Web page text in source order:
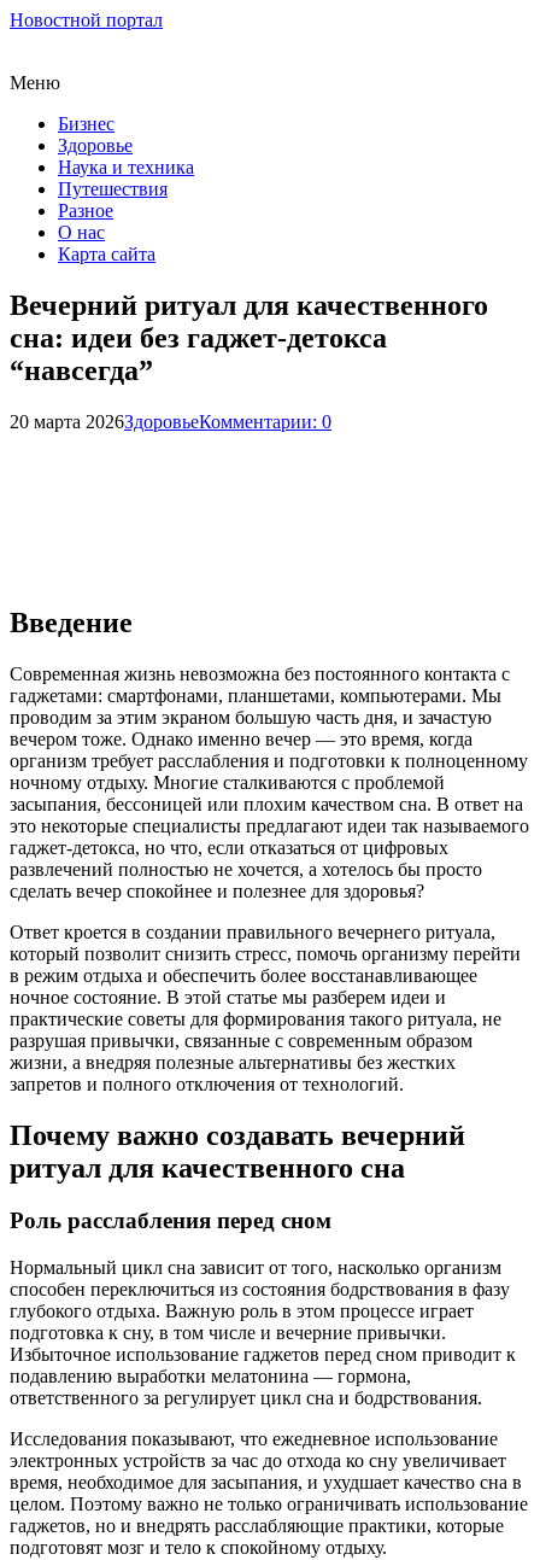
Новостной портал
Меню
Бизнес
Здоровье
Наука и техника
Путешествия
Разное
О нас
Карта сайта
Вечерний ритуал для качественного
сна: идеи без гаджет-детокса
“навсегда”
20 марта 2026ЗдоровьеКомментарии: 0
Введение
Современная жизнь невозможна без постоянного контакта с
гаджетами: смартфонами, планшетами, компьютерами. Мы
проводим за этим экраном большую часть дня, и зачастую
вечером тоже. Однако именно вечер — это время, когда
организм требует расслабления и подготовки к полноценному
ночному отдыху. Многие сталкиваются с проблемой
засыпания, бессоницей или плохим качеством сна. В ответ на
это некоторые специалисты предлагают идеи так называемого
гаджет-детокса, но что, если отказаться от цифровых
развлечений полностью не хочется, а хотелось бы просто
сделать вечер спокойнее и полезнее для здоровья?
Ответ кроется в создании правильного вечернего ритуала,
который позволит снизить стресс, помочь организму перейти
в режим отдыха и обеспечить более восстанавливающее
ночное состояние. В этой статье мы разберем идеи и
практические советы для формирования такого ритуала, не
разрушая привычки, связанные с современным образом
жизни, а внедряя полезные альтернативы без жестких
запретов и полного отключения от технологий.
Почему важно создавать вечерний
ритуал для качественного сна
Роль расслабления перед сном
Нормальный цикл сна зависит от того, насколько организм
способен переключиться из состояния бодрствования в фазу
глубокого отдыха. Важную роль в этом процессе играет
подготовка к сну, в том числе и вечерние привычки.
Избыточное использование гаджетов перед сном приводит к
подавлению выработки мелатонина — гормона,
ответственного за регулирует цикл сна и бодрствования.
Исследования показывают, что ежедневное использование
электронных устройств за час до отхода ко сну увеличивает
время, необходимое для засыпания, и ухудшает качество сна в
целом. Поэтому важно не только ограничивать использование
гаджетов, но и внедрять расслабляющие практики, которые
подготовят мозг и тело к спокойному отдыху.